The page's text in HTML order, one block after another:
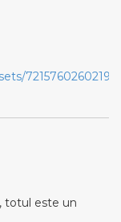
totul este un